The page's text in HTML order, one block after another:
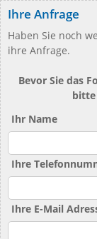
Ihre Anfrage
Haben Sie noch
ihre Anfrage.
Bevor Sie das
bitte
Ihr Name
Ihre
Ihre E-Mail